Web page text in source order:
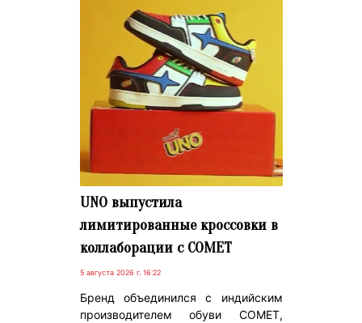
UNO выпустила
лимитированные кроссовки в
коллаборации с COMET
5 августа 2026 г. 16:22
Бренд объединился с индийским
производителем обуви COMET,